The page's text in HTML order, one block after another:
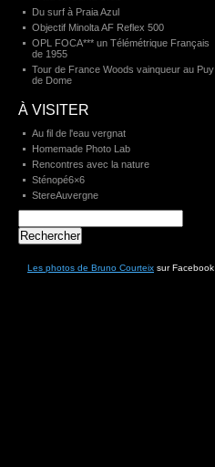
Du surf à Praia Azul
Objectif Minolta AF Reflex 500
OPL FOCA*** un Télémétrique Français
de 1955
Tour de France Woods vainqueur au Puy
de Dome
À VISITER
Au fil de l'eau vergnat
Homemade Photo Lab
Rencontres avec la nature
Sténopé6×6
StereAuvergne
Les photos de Bruno Courteix sur Facebook